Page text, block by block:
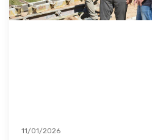
11/01/2026